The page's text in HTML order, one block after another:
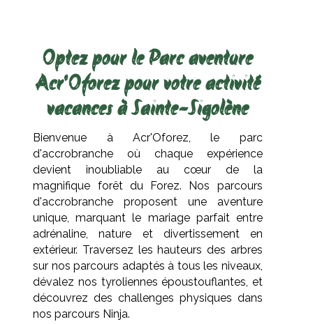
Optez pour le Parc aventure
Acr'Oforez pour votre activité
vacances à Sainte-Sigolène
Bienvenue à Acr'Oforez, le parc
d'accrobranche où chaque expérience
devient inoubliable au cœur de la
magnifique forêt du Forez. Nos parcours
d'accrobranche proposent une aventure
unique, marquant le mariage parfait entre
adrénaline, nature et divertissement en
extérieur. Traversez les hauteurs des arbres
sur nos parcours adaptés à tous les niveaux,
dévalez nos tyroliennes époustouflantes, et
découvrez des challenges physiques dans
nos parcours Ninja.